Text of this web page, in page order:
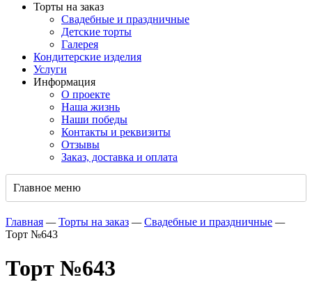
Торты на заказ
Свадебные и праздничные
Детские торты
Галерея
Кондитерские изделия
Услуги
Информация
О проекте
Наша жизнь
Наши победы
Контакты и реквизиты
Отзывы
Заказ, доставка и оплата
Главное меню
Главная — Торты на заказ — Свадебные и праздничные —
Торт №643
Торт №643